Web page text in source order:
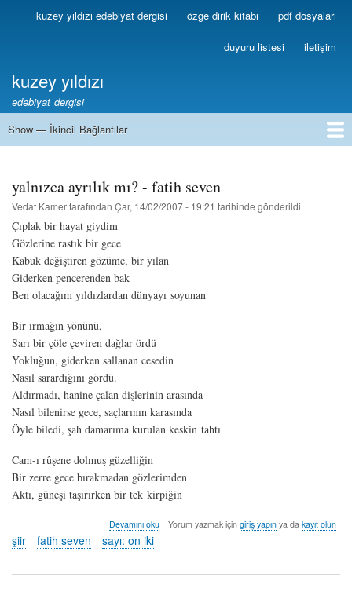
Ana
içeriğe
Birincilkuzey yıldızı edebiyat dergisi özge dirik kitabı pdf dosyaları
duyuru listesi iletişim
kuzey yıldızı
edebiyat dergisi
İkincil
Show — İkincil Bağlantılar
yalnızca ayrılık mı? - fatih seven
Vedat Kamertarafından Çar, 14/02/2007 - 19:21 tarihinde gönderildi
Çıplak bir hayat giydim
Gözlerine rastık bir gece
Kabuk değiştiren gözüme, bir yılan
Giderken pencerenden bak
Ben olacağım yıldızlardan dünyayı soyunan
Bir ırmağın yönünü,
Sarı bir çöle çeviren dağlar ördü
Yokluğun, giderken sallanan cesedin
Nasıl sarardığını gördü.
Aldırmadı, hanine çalan dişlerinin arasında
Nasıl bilenirse gece, saçlarının karasında
Öyle biledi, şah damarıma kurulan keskin tahtı
Cam-ı rûşene dolmuş güzelliğin
Bir zerre gece bırakmadan gözlerimden
Aktı, güneşi taşırırken bir tek kirpiğin
yalnızca
ayrılık
mı?
fatih
Devamını oku Yorum yazmak için giriş yapınya da kayıt olun
şiir fatih seven sayı: on iki